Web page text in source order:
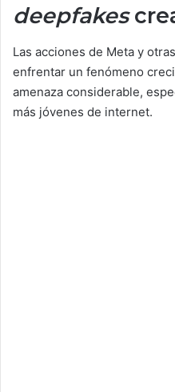
deepfakes
Las acciones de Meta y
enfrentar un fenómeno
amenaza considerable,
más jóvenes de internet.